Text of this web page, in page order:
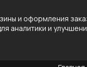
и оформления
аналитики и